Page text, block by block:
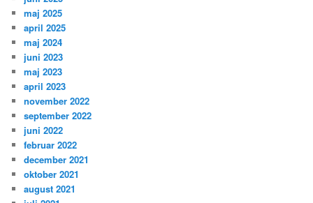
maj 2025
april 2025
maj 2024
juni 2023
maj 2023
april 2023
november 2022
september 2022
juni 2022
februar 2022
december 2021
oktober 2021
august 2021